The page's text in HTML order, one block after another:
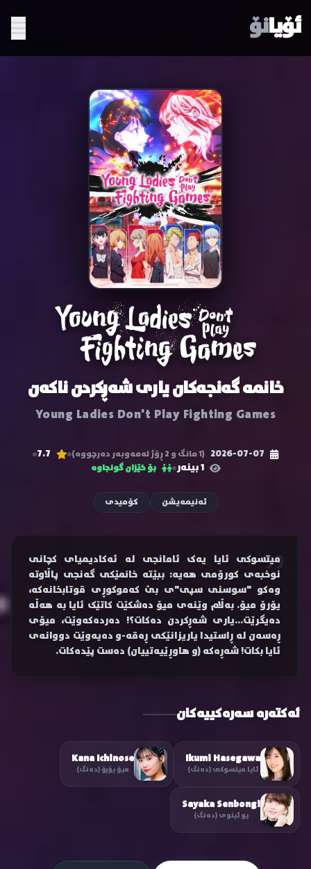
ئۆیانۆ
خانمە گەنجەکان یاری شەڕکردن ناکەن
Young Ladies Don't Play Fighting Games
2026-07-07 (1 مانگ و 2 ڕۆژ لەمەوبەر دەرچووە)
7.7
1 بینەر
بۆ خێزان گونجاوە
ئەنیمەیشن کۆمیدی
میتسوکی ئایا یەک ئامانجی لە ئەکادیمیای کچانی
نوخبەی کورۆمی هەیە: ببێتە خانمێکی گەنجی پاڵاوتە
وەکو "سوسنی سپی"ی بێ کەموکوڕی قوتابخانەکە،
یۆرۆ میۆ. بەڵام وێنەی میۆ دەشکێت کاتێک ئایا بە هەڵە
دەیگرێت...یاری شەڕکردن دەکات؟! دەردەکەوێت، میۆی
ڕەسەن لە ڕاستیدا یاریزانێکی ڕەقە-و دەیەوێت دووانەی
ئایا بکات! شەڕەکە (و هاوڕێیەتییان) دەست پێدەکات.
ئەکتەرە سەرەکییەکان
Ikumi Hasegawa
ئایا میتسوکی (دەنگ)
Kana Ichinose
میۆ یۆرۆ (دەنگ)
Sayaka Senbongi
یو ئینوی (دەنگ)